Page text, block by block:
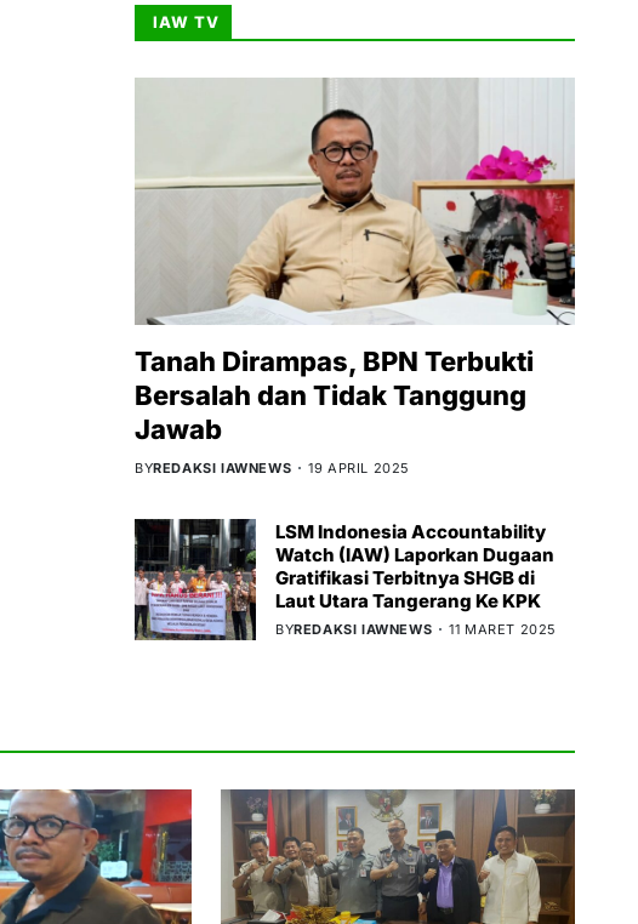
IAW TV
Tanah Dirampas, BPN Terbukti
Bersalah dan Tidak Tanggung
Jawab
BYREDAKSI IAWNEWS 19 APRIL 2025
LSM Indonesia Accountability
Watch (IAW) Laporkan Dugaan
Gratifikasi Terbitnya SHGB di
Laut Utara Tangerang Ke KPK
BYREDAKSI IAWNEWS 11 MARET 2025